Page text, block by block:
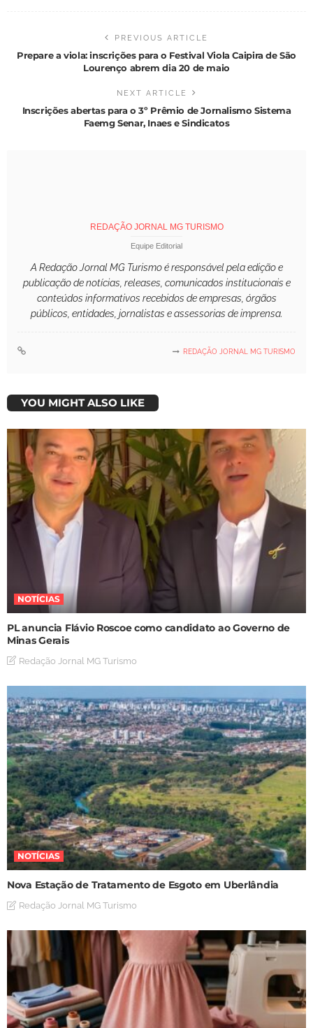
PREVIOUS ARTICLE
Prepare a viola: inscrições para o Festival Viola Caipira de São
Lourenço abrem dia 20 de maio
NEXT ARTICLE
Inscrições abertas para o 3º Prêmio de Jornalismo Sistema
Faemg Senar, Inaes e Sindicatos
REDAÇÃO JORNAL MG TURISMO
Equipe Editorial
A Redação Jornal MG Turismo é responsável pela edição e
publicação de notícias, releases, comunicados institucionais e
conteúdos informativos recebidos de empresas, órgãos
públicos, entidades, jornalistas e assessorias de imprensa.
REDAÇÃO JORNAL MG TURISMO
YOU MIGHT ALSO LIKE
NOTÍCIAS
PL anuncia Flávio Roscoe como candidato ao Governo de
Minas Gerais
Redação Jornal MG Turismo
NOTÍCIAS
Nova Estação de Tratamento de Esgoto em Uberlândia
Redação Jornal MG Turismo